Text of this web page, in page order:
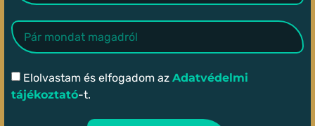
Elolvastam és elfogadom az Adatvédelmi
tájékoztató-t.